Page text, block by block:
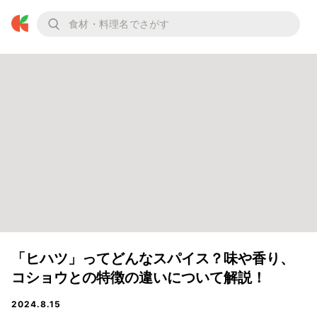
「ヒハツ」ってどんなスパイス？味や香り、
コショウとの特徴の違いについて解説！
2024.8.15